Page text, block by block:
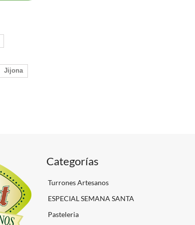
Jijona
Categorías
Turrones Artesanos
ESPECIAL SEMANA SANTA
Pasteleria